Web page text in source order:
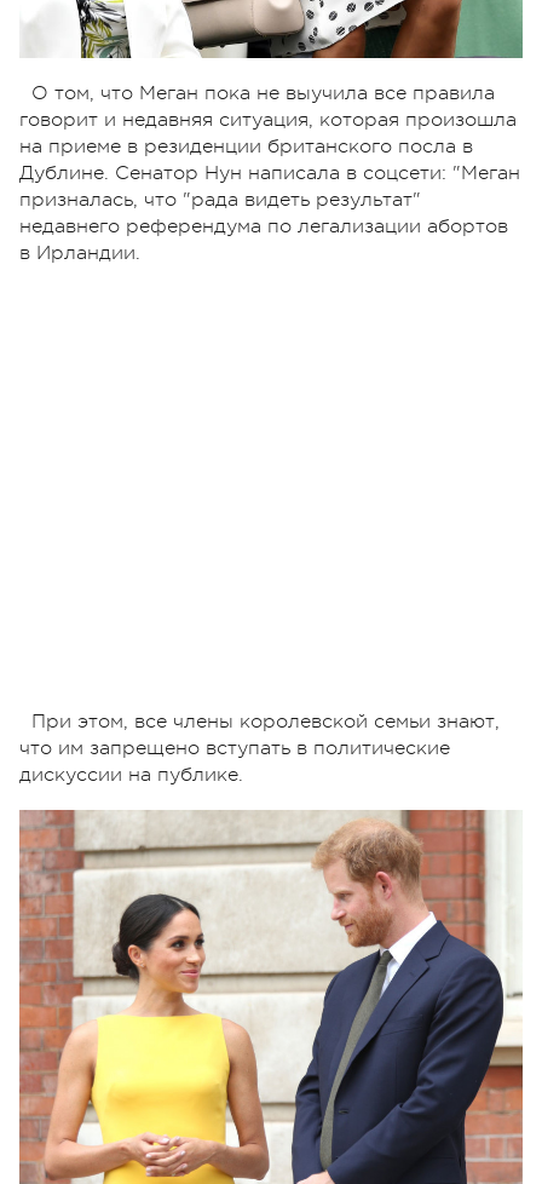
О том, что Меган пока не выучила все правила
говорит и недавняя ситуация, которая произошла
на приеме в резиденции британского посла в
Дублине. Сенатор Нун написала в соцсети: "Меган
призналась, что "рада видеть результат"
недавнего референдума по легализации абортов
в Ирландии.
При этом, все члены королевской семьи знают,
что им запрещено вступать в политические
дискуссии на публике.